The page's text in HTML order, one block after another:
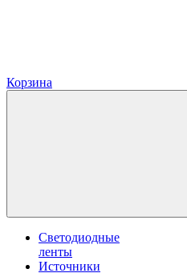
Корзина
Светодиодные
ленты
Источники